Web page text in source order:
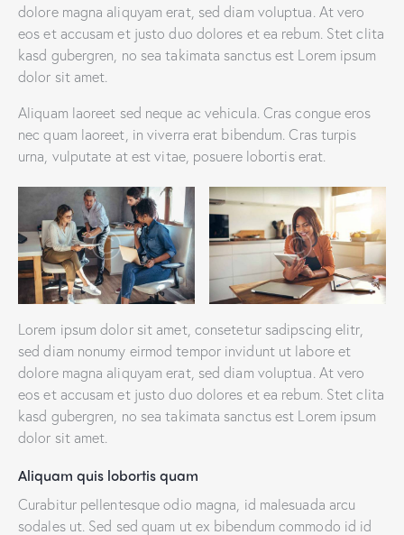
dolore magna aliquyam erat, sed diam voluptua. At vero
eos et accusam et justo duo dolores et ea rebum. Stet clita
kasd gubergren, no sea takimata sanctus est Lorem ipsum
dolor sit amet.
Aliquam laoreet sed neque ac vehicula. Cras congue eros
nec quam laoreet, in viverra erat bibendum. Cras turpis
urna, vulputate at est vitae, posuere lobortis erat.
Lorem ipsum dolor sit amet, consetetur sadipscing elitr,
sed diam nonumy eirmod tempor invidunt ut labore et
dolore magna aliquyam erat, sed diam voluptua. At vero
eos et accusam et justo duo dolores et ea rebum. Stet clita
kasd gubergren, no sea takimata sanctus est Lorem ipsum
dolor sit amet.
Aliquam quis lobortis quam
Curabitur pellentesque odio magna, id malesuada arcu
sodales ut. Sed sed quam ut ex bibendum commodo id id